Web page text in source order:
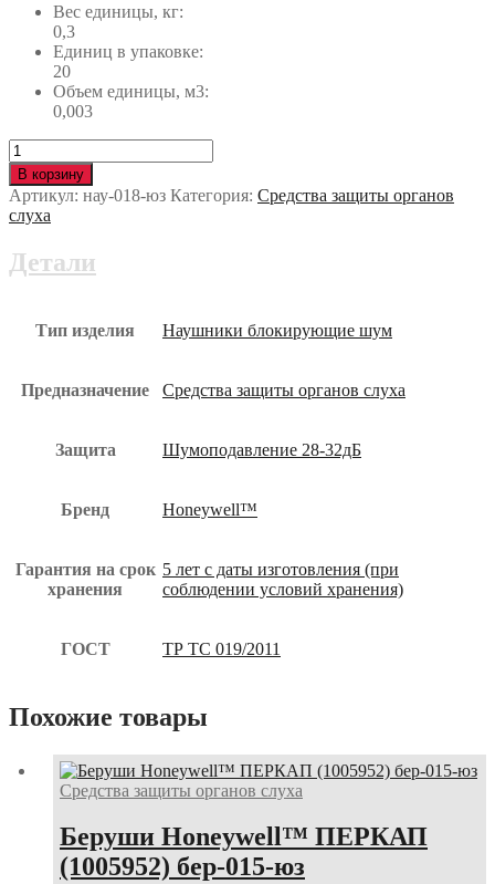
Вес единицы, кг:
0,3
Единиц в упаковке:
20
Объем единицы, м3:
0,003
Количество
Наушники
Honeywell™
ЛАЙТНИНГ
Л1Н
нау-018-
В корзину
Артикул: нау-018-юз Категория: Средства защиты органов
слуха
Детали
Тип изделия Наушники блокирующие шум
Предназначение Средства защиты органов слуха
Защита Шумоподавление 28-32дБ
Бренд Honeywell™
Гарантия на срок
хранения
5 лет с даты изготовления (при
соблюдении условий хранения)
ГОСТ ТР ТС 019/2011
Похожие товары
Средства защиты органов слуха
Беруши Honeywell™ ПЕРКАП
(1005952) бер-015-юз